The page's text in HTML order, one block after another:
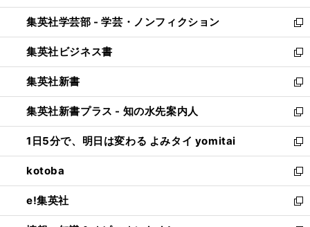
開
く
ウ
で
開
く
ン
ド
ウ
で
開
く
ウ
ィ
ン
ド
ウ
で
開
く
集英社学芸部 - 学芸・ノンフィクション
新
し
い
ウ
ィ
ン
ド
ウ
で
開
く
集英社ビジネス書
新
し
い
ウ
ィ
ン
ド
ウ
で
開
く
集英社新書
新
し
い
ウ
ィ
ン
ド
ウ
で
開
集英社新書プラス - 知の水先案内人
新
し
い
ウ
ィ
ン
ド
ウ
1日5分で、明日は変わる よみタイ yomitai
新
し
い
ウ
ィ
ン
kotoba
新
し
い
ウ
e!集英社
新
し